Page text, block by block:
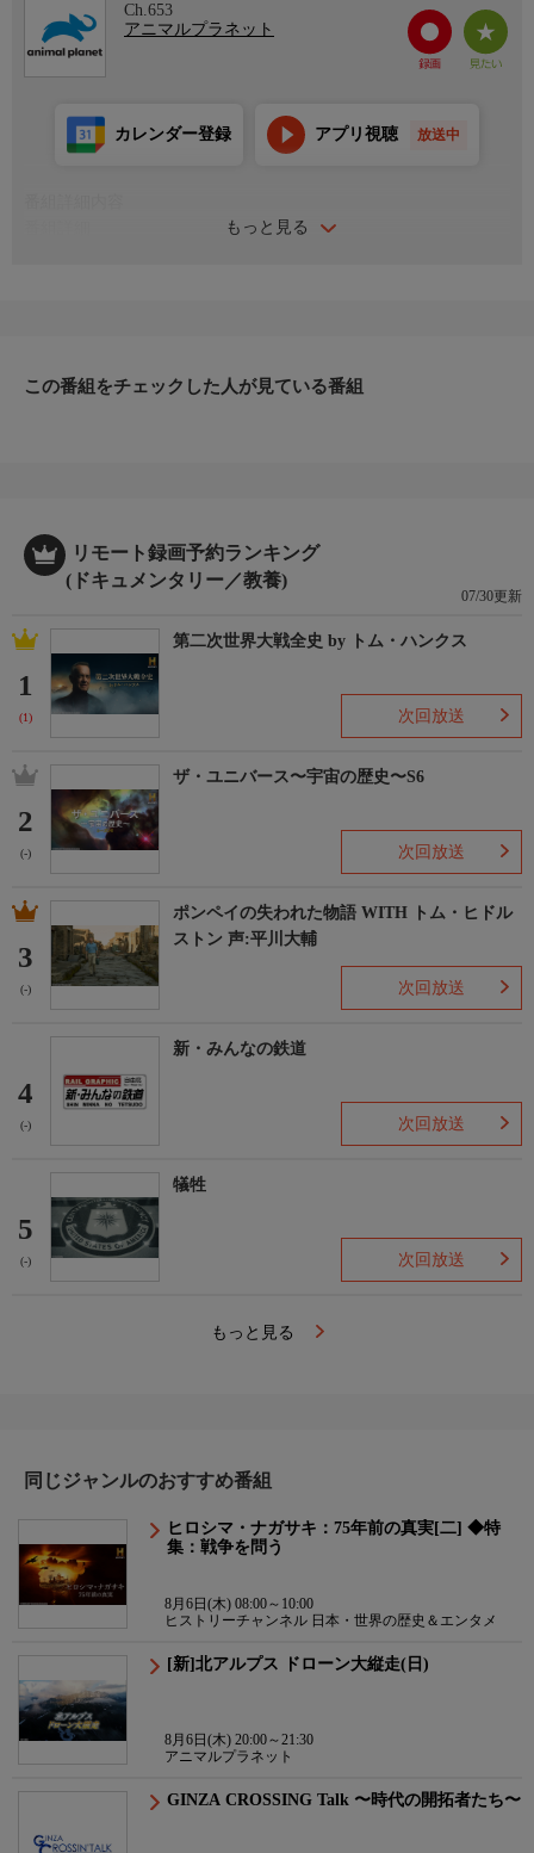
Ch.653
アニマルプラネット
もっと見る
カレンダー登録 アプリ視聴 放送中
なニオイを吹きかける動物も！
この番組をチェックした人が見ている番組
リモート録画予約ランキング
(ドキュメンタリー／教養)
07/30更新
1
(1)
第二次世界大戦全史 by トム・ハンクス
次回放送
2
(-)
ザ・ユニバース〜宇宙の歴史〜S6
次回放送
3
(-)
ポンペイの失われた物語 WITH トム・ヒドル
ストン 声:平川大輔
次回放送
4
(-)
新・みんなの鉄道
次回放送
5
(-)
犠牲
次回放送
もっと見る
同じジャンルのおすすめ番組
ヒロシマ・ナガサキ：75年前の真実[二] ◆特
集：戦争を問う
8月6日(木) 08:00～10:00
ヒストリーチャンネル 日本・世界の歴史＆エンタメ
[新]北アルプス ドローン大縦走(日)
8月6日(木) 20:00～21:30
アニマルプラネット
GINZA CROSSING Talk 〜時代の開拓者たち〜